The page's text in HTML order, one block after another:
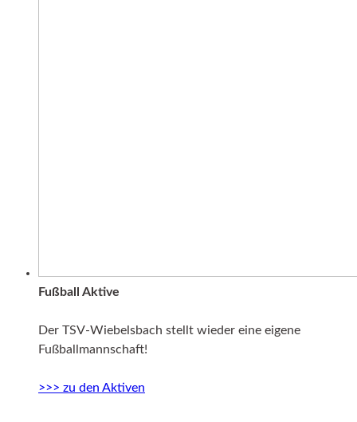
Fußball Aktive
Der TSV-Wiebelsbach stellt wieder eine eigene
Fußballmannschaft!
>>> zu den Aktiven